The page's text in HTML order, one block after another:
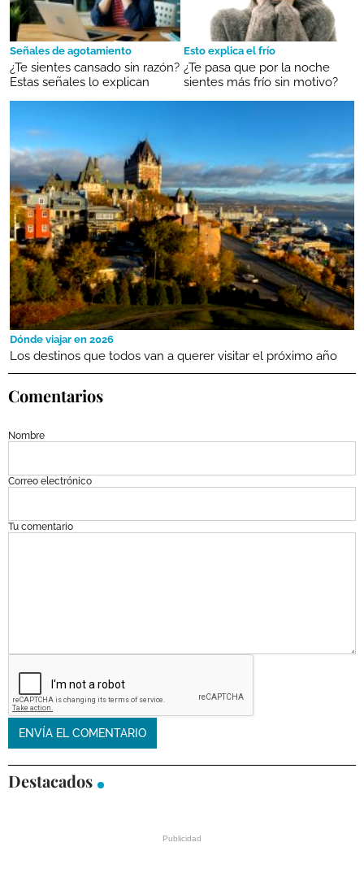
Señales de agotamiento
¿Te sientes cansado sin razón?
Estas señales lo explican
Esto explica el frío
¿Te pasa que por la noche
sientes más frío sin motivo?
Dónde viajar en 2026
Los destinos que todos van a querer visitar el próximo año
Comentarios
Nombre
Correo electrónico
Tu comentario
Destacados